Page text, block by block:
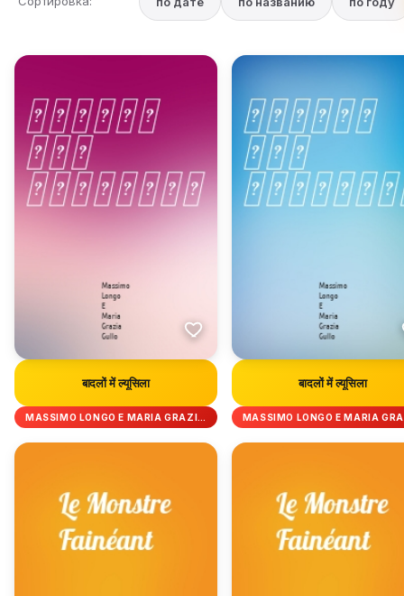
बादलों में ल्यूसिला
MASSIMO LONGO E MARIA GRAZI…
बादलों में ल्यूसिला
MASSIMO LONGO E MARIA